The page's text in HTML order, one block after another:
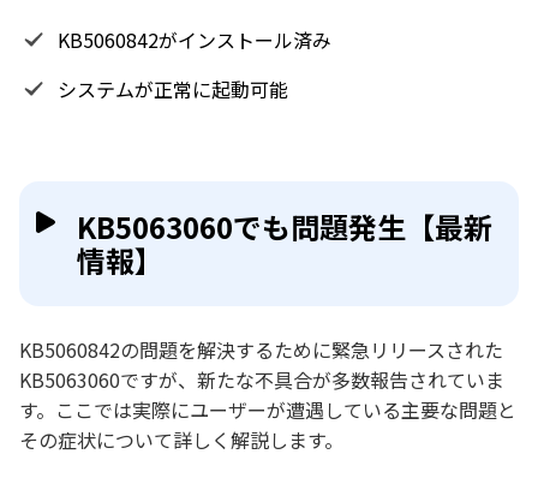
KB5060842がインストール済み
システムが正常に起動可能
KB5063060でも問題発生【最新
情報】
KB5060842の問題を解決するために緊急リリースされた
KB5063060ですが、新たな不具合が多数報告されていま
す。ここでは実際にユーザーが遭遇している主要な問題と
その症状について詳しく解説します。